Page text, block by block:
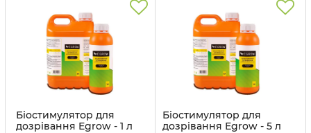
Біостимулятор для
дозрівання Egrow - 1 л
Біостимулятор для
дозрівання Egrow - 5 л